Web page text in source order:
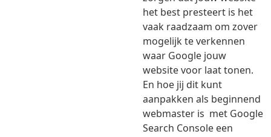
het best presteert is het
vaak raadzaam om zover
mogelijk te verkennen
waar Google jouw
website voor laat tonen.
En hoe jij dit kunt
aanpakken als beginnend
webmaster is met Google
Search Console een